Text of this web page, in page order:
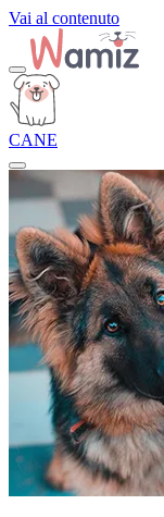
Vai al contenuto
CANE